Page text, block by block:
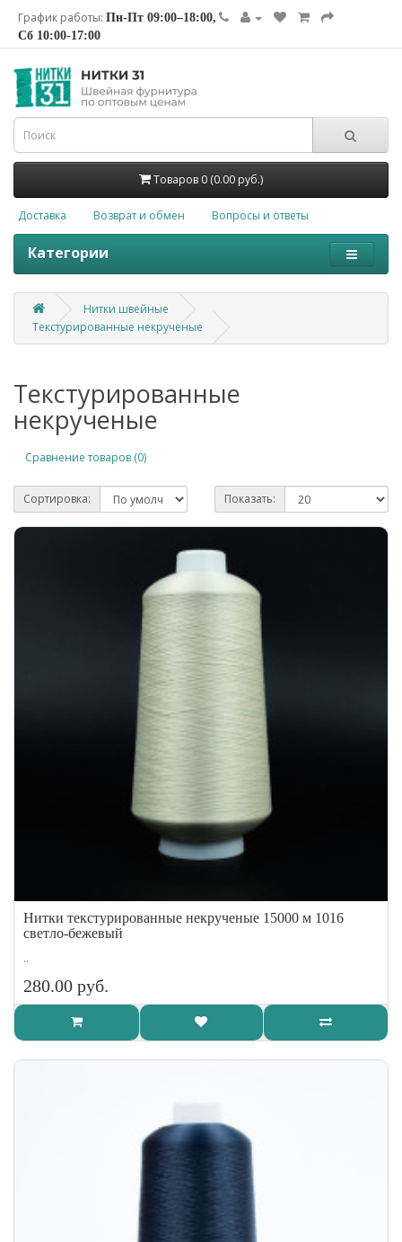
График работы: Пн-Пт 09:00–18:00,
Сб 10:00-17:00
Товаров 0 (0.00 руб.)
Доставка Возврат и обмен Вопросы и ответы
Категории
Нитки швейные
Текстурированные некрученые
Текстурированные
некрученые
Сравнение товаров (0)
Сортировка: Показать:
Нитки текстурированные некрученые 15000 м 1016
светло-бежевый
..
280.00 руб.